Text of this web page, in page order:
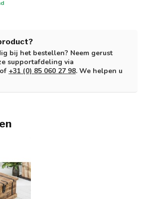
bij het bestellen? Neem gerust
supportafdeling via
of +31 (0) 85 060 27 98. We helpen u